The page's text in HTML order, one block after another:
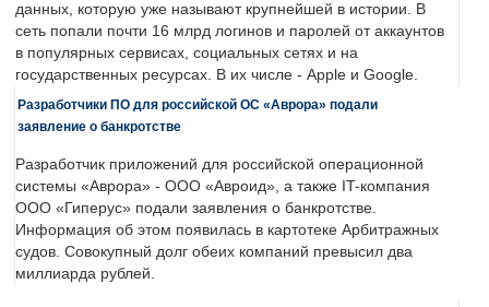
данных, которую уже называют крупнейшей в истории. В
сеть попали почти 16 млрд логинов и паролей от аккаунтов
в популярных сервисах, социальных сетях и на
государственных ресурсах. В их числе - Apple и Google.
Разработчики ПО для российской ОС «Аврора» подали
заявление о банкротстве
Разработчик приложений для российской операционной
системы «Аврора» - ООО «Авроид», а также IT-компания
ООО «Гиперус» подали заявления о банкротстве.
Информация об этом появилась в картотеке Арбитражных
судов. Совокупный долг обеих компаний превысил два
миллиарда рублей.